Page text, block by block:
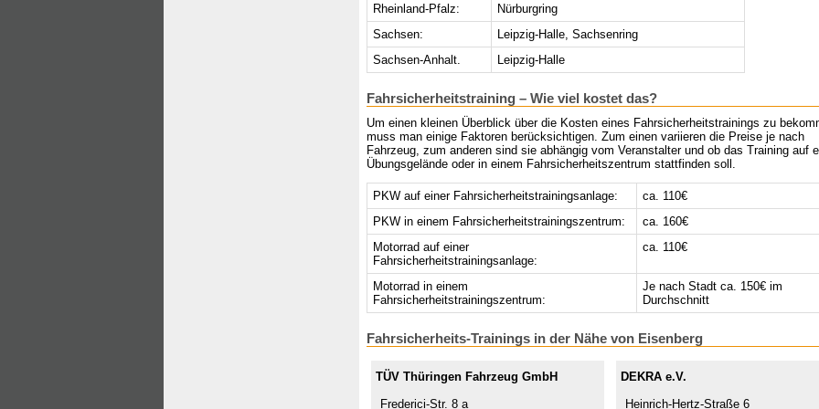
Rheinland-Pfalz:
Nürburgring
Sachsen:
Leipzig-Halle, Sachsenring
Sachsen-Anhalt.
Leipzig-Halle
Fahrsicherheitstraining – Wie viel kostet das?
Um einen kleinen Überblick über die Kosten eines Fahrsicherheitstrainings zu
muss man einige Faktoren berücksichtigen. Zum einen variieren die Preise je nach
Fahrzeug, zum anderen sind sie abhängig vom Veranstalter und ob das Training auf
Übungsgelände oder in einem Fahrsicherheitszentrum stattfinden soll.
PKW auf einer Fahrsicherheitstrainingsanlage:
ca. 110€
PKW in einem Fahrsicherheitstrainingszentrum:
ca. 160€
Motorrad auf einer
Fahrsicherheitstrainingsanlage:
ca. 110€
Motorrad in einem
Fahrsicherheitstrainingszentrum:
Je nach Stadt ca. 150€ im
Durchschnitt
Fahrsicherheits-Trainings in der Nähe von Eisenberg
TÜV Thüringen Fahrzeug GmbH
Frederici-Str. 8 a
DEKRA e.V.
Heinrich-Hertz-Straße 6